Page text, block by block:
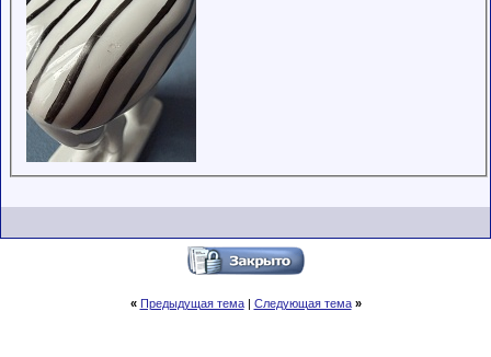
« Предыдущая тема| Следующая тема »